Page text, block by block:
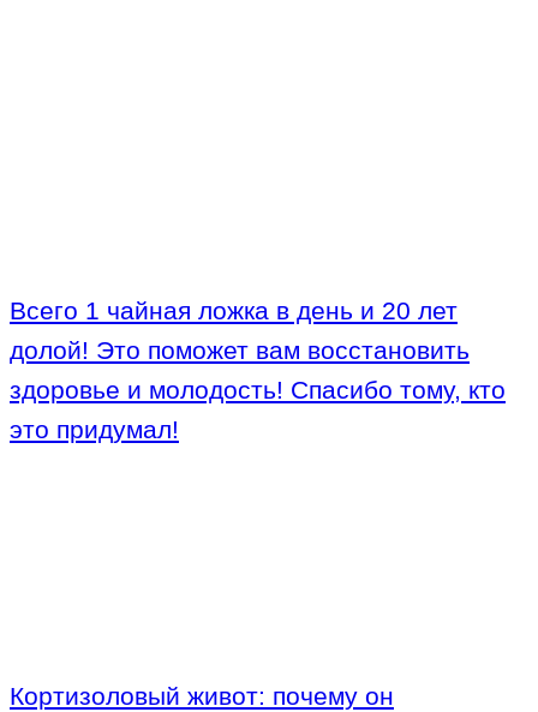
Всего 1 чайная ложка в день и 20 лет
долой! Это поможет вам восстановить
здоровье и молодость! Спасибо тому, кто
это придумал!
Кортизоловый живот: почему он